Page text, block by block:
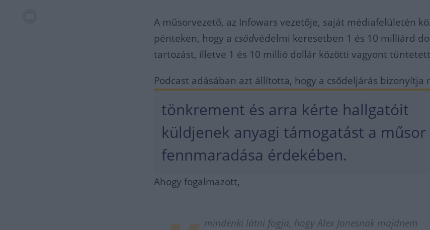
A műsorvezető, az Infowars vezetője, saját médiafelületén
pénteken, hogy a csődvédelmi keresetben 1 és 10 milliárd
tartozást, illetve 1 és 10 millió dollár közötti vagyont
Podcast adásában azt állította, hogy a csődeljárás bizonyítja
tönkrement és arra kérte hallgatóit
küldjenek anyagi támogatást a műsor
fennmaradása érdekében.
Ahogy fogalmazott,
mindenki látni fogja, hogy Alex Jonesnak majdnem